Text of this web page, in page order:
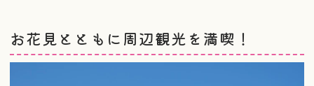
お花見とともに周辺観光を満喫！